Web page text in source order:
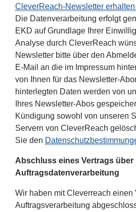
CleverReach-Newsletter
Die Datenverarbeitung erfolgt
EKD auf Grundlage Ihrer
Analyse durch CleverReach
Newsletter bitte über den
E-Mail an die im Impressum
von Ihnen für das Newsletter-
hinterlegten Daten werden von
Ihres Newsletter-Abos
Kündigung sowohl von unseren
Servern von CleverReach
Sie den
Abschluss eines Vertrags über
Auftragsdatenverarbeitung
Wir haben mit Cleverreach einen
Auftragsverarbeitung